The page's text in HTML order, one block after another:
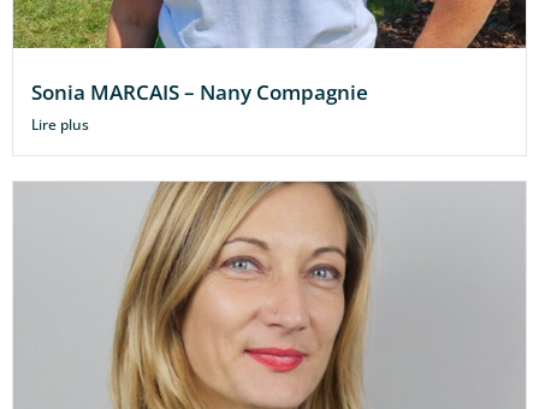
Sonia MARCAIS – Nany Compagnie
Lire plus